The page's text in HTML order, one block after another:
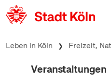
zum Inhalt springen
Leben in Köln Freizeit,
Veranstaltungen